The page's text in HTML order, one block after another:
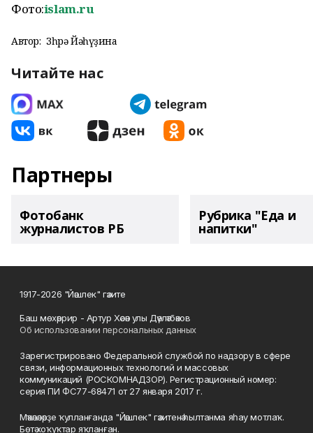
Фото:islam.ru
Автор: Зөһрә Йәһүҙина
Читайте нас
Партнеры
Фотобанк
журналистов РБ
Рубрика "Еда и
напитки"
1917-2026 "Йәшлек" гәзите
Баш мөхәррир - Артур Хәсән улы Дәүләтбәков
Об использовании персональных данных
Зарегистрировано Федеральной службой по надзору в сфере
связи, информационных технологий и массовых
коммуникаций (РОСКОМНАДЗОР). Регистрационный номер:
серия ПИ ФС77-68471 от 27 января 2017 г.
Мәҡәләләрҙе ҡулланғанда "Йәшлек" гәзитенә һылтанма яһау мотлаҡ.
Бөтә хоҡуҡтар яҡланған.